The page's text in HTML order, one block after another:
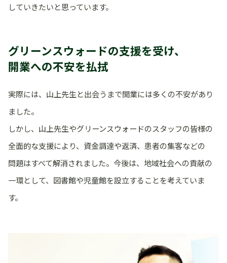
していきたいと思っています。
グリーンスウォードの支援を受け、
開業への不安を払拭
実際には、山上先生と出会うまで開業には多くの不安があり
ました。
しかし、山上先生やグリーンスウォードのスタッフの皆様の
全面的な支援により、資金調達や返済、患者の集客などの
問題はすべて解消されました。今後は、地域社会への貢献の
一環として、図書館や児童館を設立することを考えていま
す。